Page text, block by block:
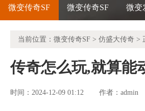
微变传奇SF 微变传奇SF 微变
当前位置： 微变传奇SF > 仿盛大传奇 >
传奇怎么玩,就算能
时间：2024-12-09 01:12 作者： admin